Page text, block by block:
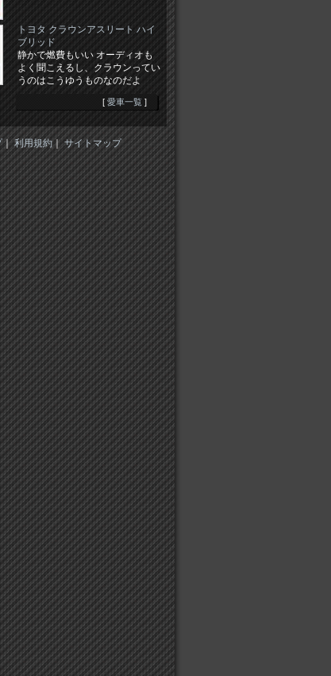
トヨタ クラウンアスリート ハイ
ブリッド
静かで燃費もいい オーディオも
よく聞こえるし、クラウンってい
うのはこうゆうものなのだよ
[ 愛車一覧 ]
｜利用規約｜サイトマップ